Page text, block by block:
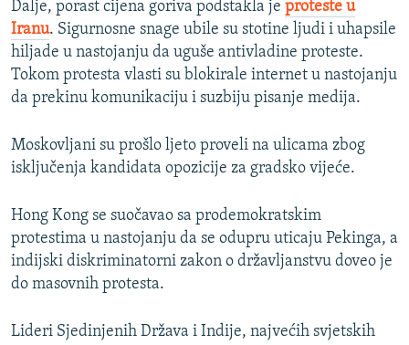
Dalje, porast cijena goriva podstakla je proteste u
Iranu. Sigurnosne snage ubile su stotine ljudi i uhapsile
hiljade u nastojanju da uguše antivladine proteste.
Tokom protesta vlasti su blokirale internet u nastojanju
da prekinu komunikaciju i suzbiju pisanje medija.
Moskovljani su prošlo ljeto proveli na ulicama zbog
isključenja kandidata opozicije za gradsko vijeće.
Hong Kong se suočavao sa prodemokratskim
protestima u nastojanju da se odupru uticaju Pekinga, a
indijski diskriminatorni zakon o državljanstvu doveo je
do masovnih protesta.
Lideri Sjedinjenih Država i Indije, najvećih svjetskih